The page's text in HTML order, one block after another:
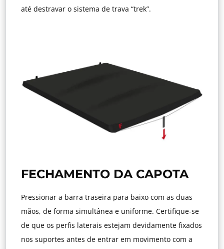
até destravar o sistema de trava “trek”.
FECHAMENTO DA CAPOTA
Pressionar a barra traseira para baixo com as duas
mãos, de forma simultânea e uniforme. Certifique-se
de que os perfis laterais estejam devidamente fixados
nos suportes antes de entrar em movimento com a